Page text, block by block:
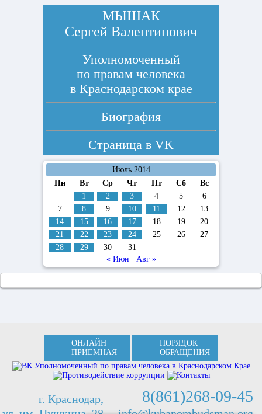
МЫШАК
Сергей Валентинович
Уполномоченный
по правам человека
в Краснодарском крае
Биография
Страница в VK
Июль 2014
Пн
Вт Ср Чт Пт Сб
Вс
1
2 3 4 5
6
7
8 9 10 11 12
13
14
15 16 17 18 19
20
21
22 23 24 25 26
27
28
29 30
31
« Июн
Авг »
ОНЛАЙН
ПРИЕМНАЯ
ПОРЯДОК
ОБРАЩЕНИЯ
г. Краснодар,
8(861)268-09-45